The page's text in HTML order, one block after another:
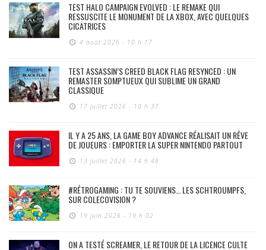
TEST HALO CAMPAIGN EVOLVED : LE REMAKE QUI
RESSUSCITE LE MONUMENT DE LA XBOX, AVEC QUELQUES
CICATRICES
4 août 2026 - 10 h 17
TEST ASSASSIN’S CREED BLACK FLAG RESYNCED : UN
REMASTER SOMPTUEUX QUI SUBLIME UN GRAND
CLASSIQUE
17 juillet 2026 - 10 h 37
IL Y A 25 ANS, LA GAME BOY ADVANCE RÉALISAIT UN RÊVE
DE JOUEURS : EMPORTER LA SUPER NINTENDO PARTOUT
13 juillet 2026 - 14 h 48
#RÉTROGAMING : TU TE SOUVIENS… LES SCHTROUMPFS,
SUR COLECOVISION ?
19 juin 2026 - 19 h 02
ON A TESTÉ SCREAMER, LE RETOUR DE LA LICENCE CULTE